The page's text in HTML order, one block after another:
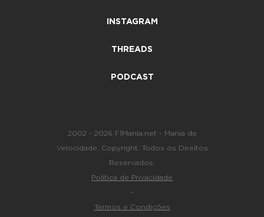
INSTAGRAM
THREADS
PODCAST
2002 - 2026 F1Mania.net - Mania de
Velocidade. Copyright. Todos os Direitos
Reservados.
Política de Privacidade
-
Termos e Condições